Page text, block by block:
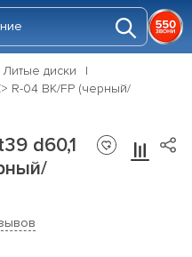
Литые диски
R-04 BK/FP (черный/
d60,1